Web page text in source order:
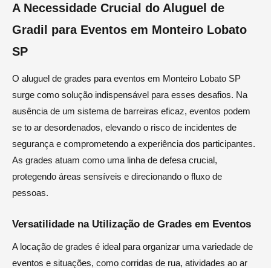
A Necessidade Crucial do Aluguel de
Gradil para Eventos em Monteiro Lobato
SP
O aluguel de grades para eventos em Monteiro Lobato SP
surge como solução indispensável para esses desafios. Na
ausência de um sistema de barreiras eficaz, eventos podem
se to ar desordenados, elevando o risco de incidentes de
segurança e comprometendo a experiência dos participantes.
As grades atuam como uma linha de defesa crucial,
protegendo áreas sensíveis e direcionando o fluxo de
pessoas.
Versatilidade na Utilização de Grades em Eventos
A locação de grades é ideal para organizar uma variedade de
eventos e situações, como corridas de rua, atividades ao ar